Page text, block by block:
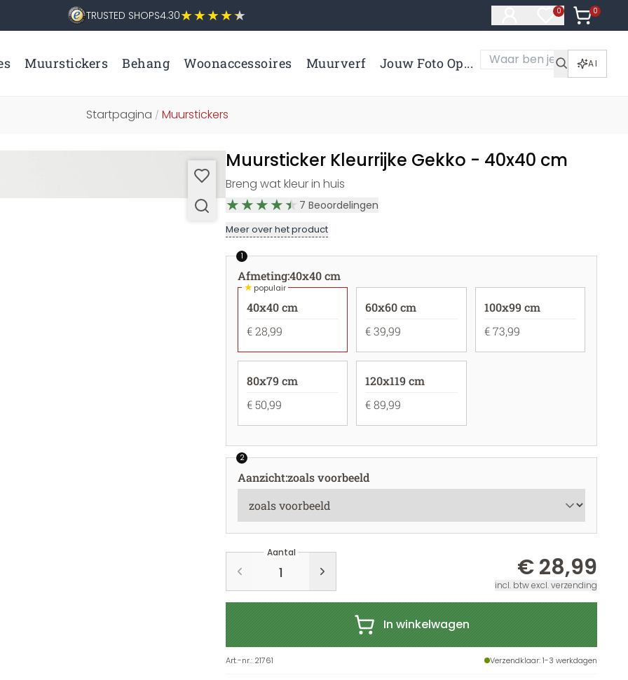
TRUSTED SHOPS4.30 0
Artikelen in
0
Artikelen
Muurstickers Behang Woonaccessoires Muurverf Jouw Foto Op... AI
Startpagina / Muurstickers
Muursticker Kleurrijke Gekko - 40x40 cm
Breng wat kleur in huis
7 Beoordelingen
Meer over het product
1
Afmeting:40x40 cm
★populair
40x40 cm
€ 28,99
60x60 cm
€ 39,99
100x99 cm
€ 73,99
80x79 cm
€ 50,99
120x119 cm
€ 89,99
2
Aanzicht:zoals voorbeeld
Aantal
€ 28,99
incl. btw excl. verzending
In winkelwagen
Art.-nr.: 21761 Verzendklaar: 1-3 werkdagen